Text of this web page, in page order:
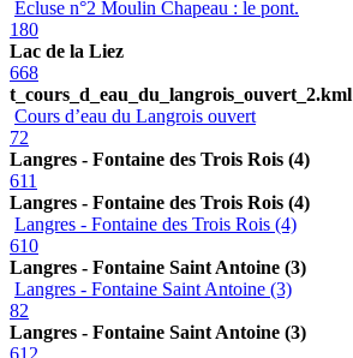
Ecluse n°2 Moulin Chapeau : le pont.
180
Lac de la Liez
668
t_cours_d_eau_du_langrois_ouvert_2.kml
Cours d’eau du Langrois ouvert
72
Langres - Fontaine des Trois Rois (4)
611
Langres - Fontaine des Trois Rois (4)
Langres - Fontaine des Trois Rois (4)
610
Langres - Fontaine Saint Antoine (3)
Langres - Fontaine Saint Antoine (3)
82
Langres - Fontaine Saint Antoine (3)
612